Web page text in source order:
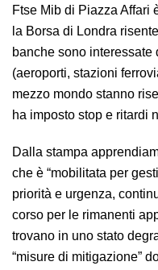
Ftse Mib di Piazza Affari
la Borsa di Londra
banche sono
(aeroporti, stazioni
mezzo mondo stanno
ha imposto stop e ritardi
Dalla stampa
che è “mobilitata per
priorità e urgenza,
corso per le rimanenti
trovano in uno stato
“misure di mitigazione”